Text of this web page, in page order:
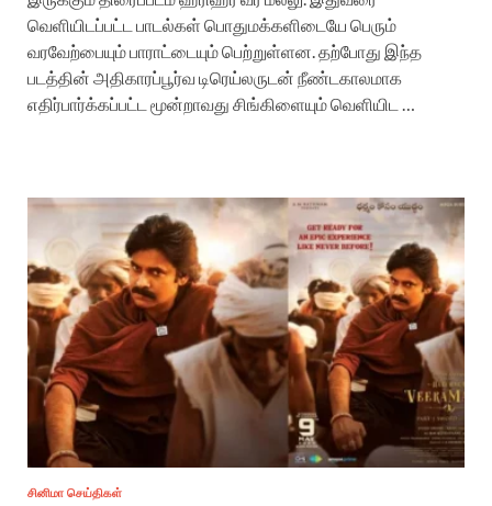
வெளியிடப்பட்ட பாடல்கள் பொதுமக்களிடையே பெரும்
வரவேற்பையும் பாராட்டையும் பெற்றுள்ளன. தற்போது இந்த
படத்தின் அதிகாரப்பூர்வ டிரெய்லருடன் நீண்டகாலமாக
எதிர்பார்க்கப்பட்ட மூன்றாவது சிங்கிளையும் வெளியிட …
சினிமா செய்திகள்